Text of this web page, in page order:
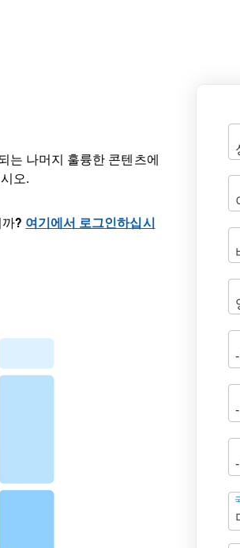
는 나머지 훌륭한 콘텐츠에
오.
? 여기에서 로그인하십시
주
소